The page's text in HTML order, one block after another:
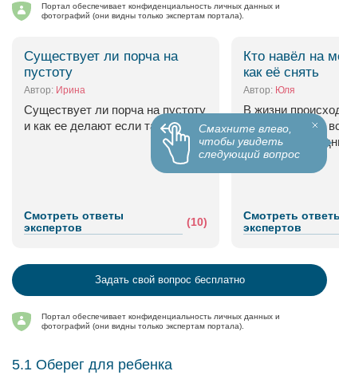
Портал обеспечивает конфиденциальность личных данных и
фотографий (они видны только экспертам портала).
Смахните влево,
чтобы увидеть
следующий вопрос
Существует ли порча на
пустоту
Автор: Ирина
Существует ли порча на пустоту
и как ее делают если такая есть
Смотреть ответы
экспертов
(10)
Кто навёл на
как её снять
Автор: Юля
В жизни
непонятное. То
как начнутся
полосы
Смотреть ответы
экспертов
Задать свой вопрос бесплатно
Портал обеспечивает конфиденциальность личных данных и
фотографий (они видны только экспертам портала).
5.1 Оберег для ребенка